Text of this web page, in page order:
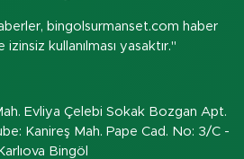
bingolsurmanset.com haber
kullanılması yasaktır."
Evliya Çelebi Sokak Bozgan Apt.
Kanireş Mah. Pape Cad. No: 3/C -
Karlıova Bingöl